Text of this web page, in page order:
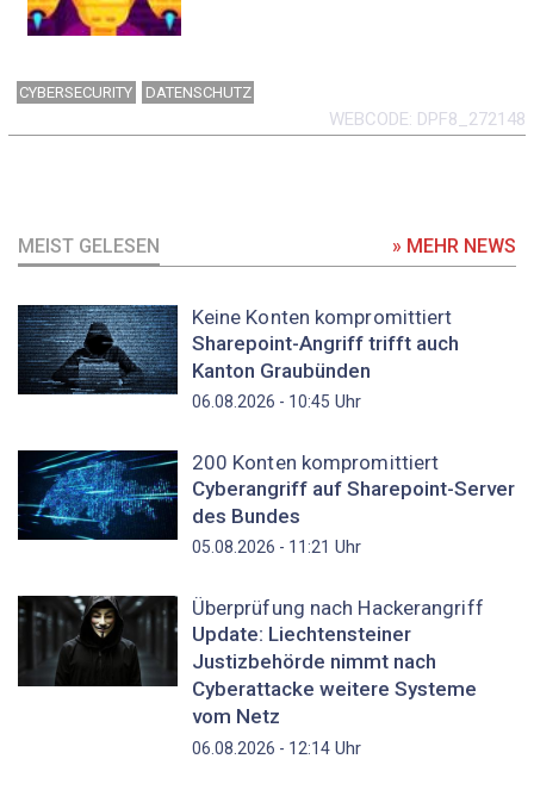
CYBERSECURITY DATENSCHUTZ
WEBCODE DPF8_272148
MEIST GELESEN » MEHR NEWS
Keine Konten kompromittiert
Sharepoint-Angriff trifft auch
Kanton Graubünden
06.08.2026 - 10:45 Uhr
200 Konten kompromittiert
Cyberangriff auf Sharepoint-Server
des Bundes
05.08.2026 - 11:21 Uhr
Überprüfung nach Hackerangriff
Update: Liechtensteiner
Justizbehörde nimmt nach
Cyberattacke weitere Systeme
vom Netz
06.08.2026 - 12:14Uhr